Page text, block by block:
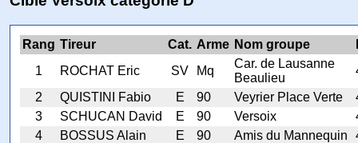
Rang Tireur Cat. Arme Nom groupe
1
ROCHAT Eric SV Mq
Car. de Lausanne
Beaulieu
2
QUISTINI Fabio E 90 Veyrier Place Verte
3
SCHUCAN David E 90 Versoix
4
BOSSUS Alain E 90 Amis du Mannequin